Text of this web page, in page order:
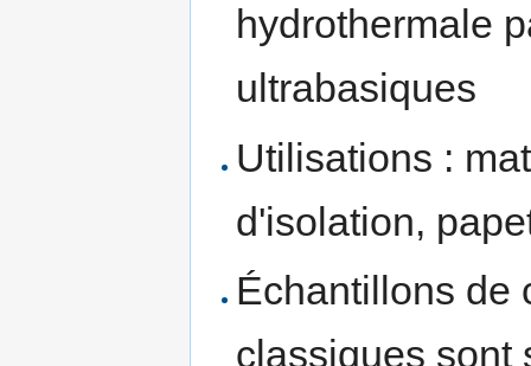
hydrothermale
ultrabasiques
Utilisations :
d'isolation,
Échantillons de
classiques sont